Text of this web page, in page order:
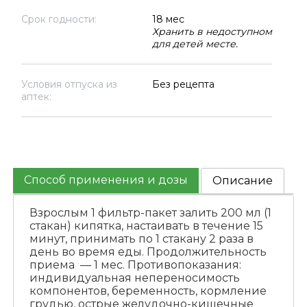
Срок годности:
18 мес
Хранить в недоступном
для детей месте.
Условия отпуска из
аптек:
Без рецепта
Способ применения и дозы Описание
Взрослым 1 фильтр-пакет залить 200 мл (1
стакан) кипятка, настаивать в течение 15
минут, принимать по 1 стакану 2 раза в
день во время еды. Продолжительность
приема — 1 мес. Противопоказания:
индивидуальная непереносимость
компонентов, беременность, кормление
грудью, острые желудочно-кишечные